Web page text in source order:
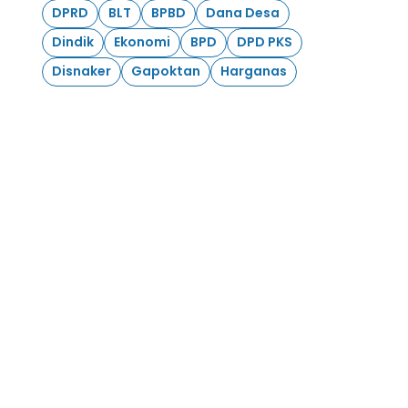
DPRD
BLT BPBD
Dana Desa
Dindik
Ekonomi BPD
DPD PKS
Disnaker
Gapoktan Harganas